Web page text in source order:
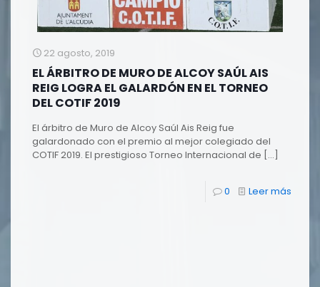
22 agosto, 2019
EL ÁRBITRO DE MURO DE ALCOY SAÚL AIS
REIG LOGRA EL GALARDÓN EN EL TORNEO
DEL COTIF 2019
El árbitro de Muro de Alcoy Saúl Ais Reig fue
galardonado con el premio al mejor colegiado del
COTIF 2019. El prestigioso Torneo Internacional de […]
0 Leer más